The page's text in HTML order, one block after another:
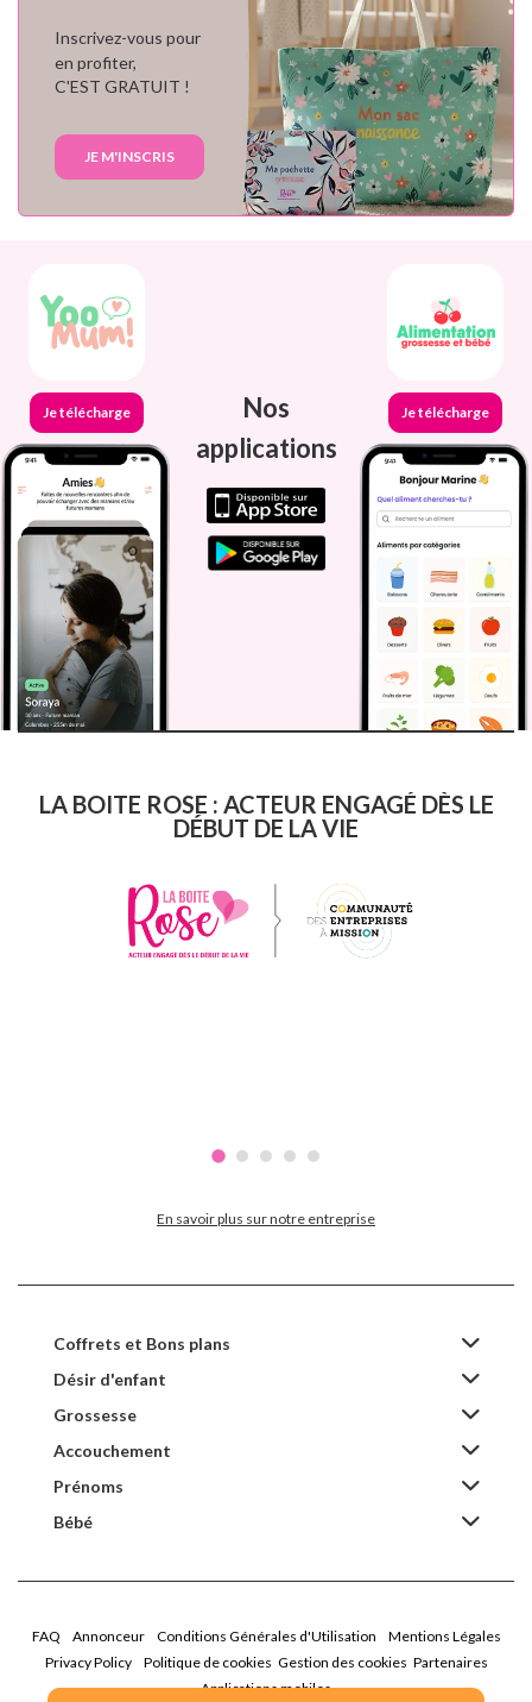
Inscrivez-vous pour
en profiter,
C'EST GRATUIT !
JE M'INSCRIS
Je télécharge
Nos
applications
Je télécharge
LA BOITE ROSE : ACTEUR ENGAGÉ DÈS LE
DÉBUT DE LA VIE
En savoir plus sur notre entreprise
Coffrets et Bons plans
Désir d'enfant
Grossesse
Accouchement
Prénoms
Bébé
FAQ Annonceur Conditions Générales d'Utilisation
Mentions Légales
Privacy Policy
Politique de cookies Gestion des cookies Partenaires
Applications mobiles